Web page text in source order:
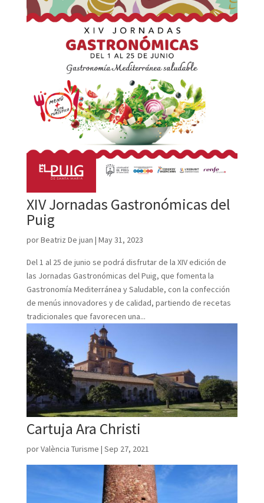
XIV Jornadas Gastronómicas del
Puig
porBeatriz De juan | May 31, 2023
Del 1 al 25 de junio se podrá disfrutar de la XIV edición de
las Jornadas Gastronómicas del Puig, que fomenta la
Gastronomía Mediterránea y Saludable, con la confección
de menús innovadores y de calidad, partiendo de recetas
tradicionales que favorecen una...
Cartuja Ara Christi
porValència Turisme | Sep 27, 2021